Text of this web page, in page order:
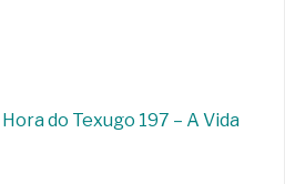
Hora do Texugo 197 – A Vida